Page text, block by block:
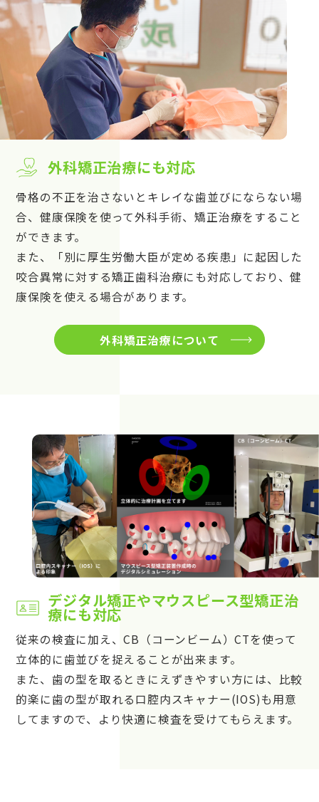
外科矯正治療にも対応
骨格の不正を治さないとキレイな歯並びにならない場
合、健康保険を使って外科手術、矯正治療をすること
ができます。
また、「別に厚生労働大臣が定める疾患」に起因した
咬合異常に対する矯正歯科治療にも対応しており、健
康保険を使える場合があります。
外科矯正治療について
デジタル矯正やマウスピース型矯正治
療にも対応
従来の検査に加え、CB（コーンビーム）CTを使って
立体的に歯並びを捉えることが出来ます。
また、歯の型を取るときにえずきやすい方には、比較
的楽に歯の型が取れる口腔内スキャナー(IOS)も用意
してますので、より快適に検査を受けてもらえます。